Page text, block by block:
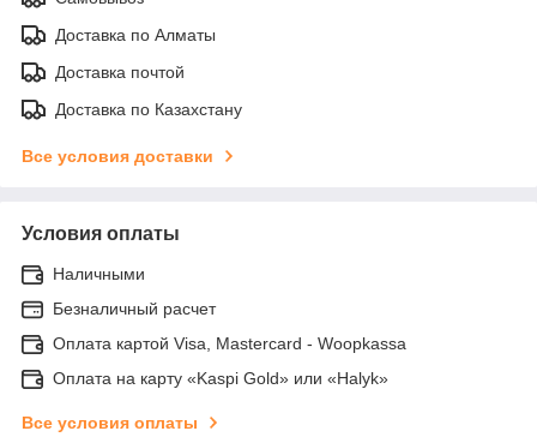
Доставка по Алматы
Доставка почтой
Доставка по Казахстану
Все условия доставки
Условия оплаты
Наличными
Безналичный расчет
Оплата картой Visa, Mastercard - Woopkassa
Оплата на карту «Kaspi Gold» или «Halyk»
Все условия оплаты